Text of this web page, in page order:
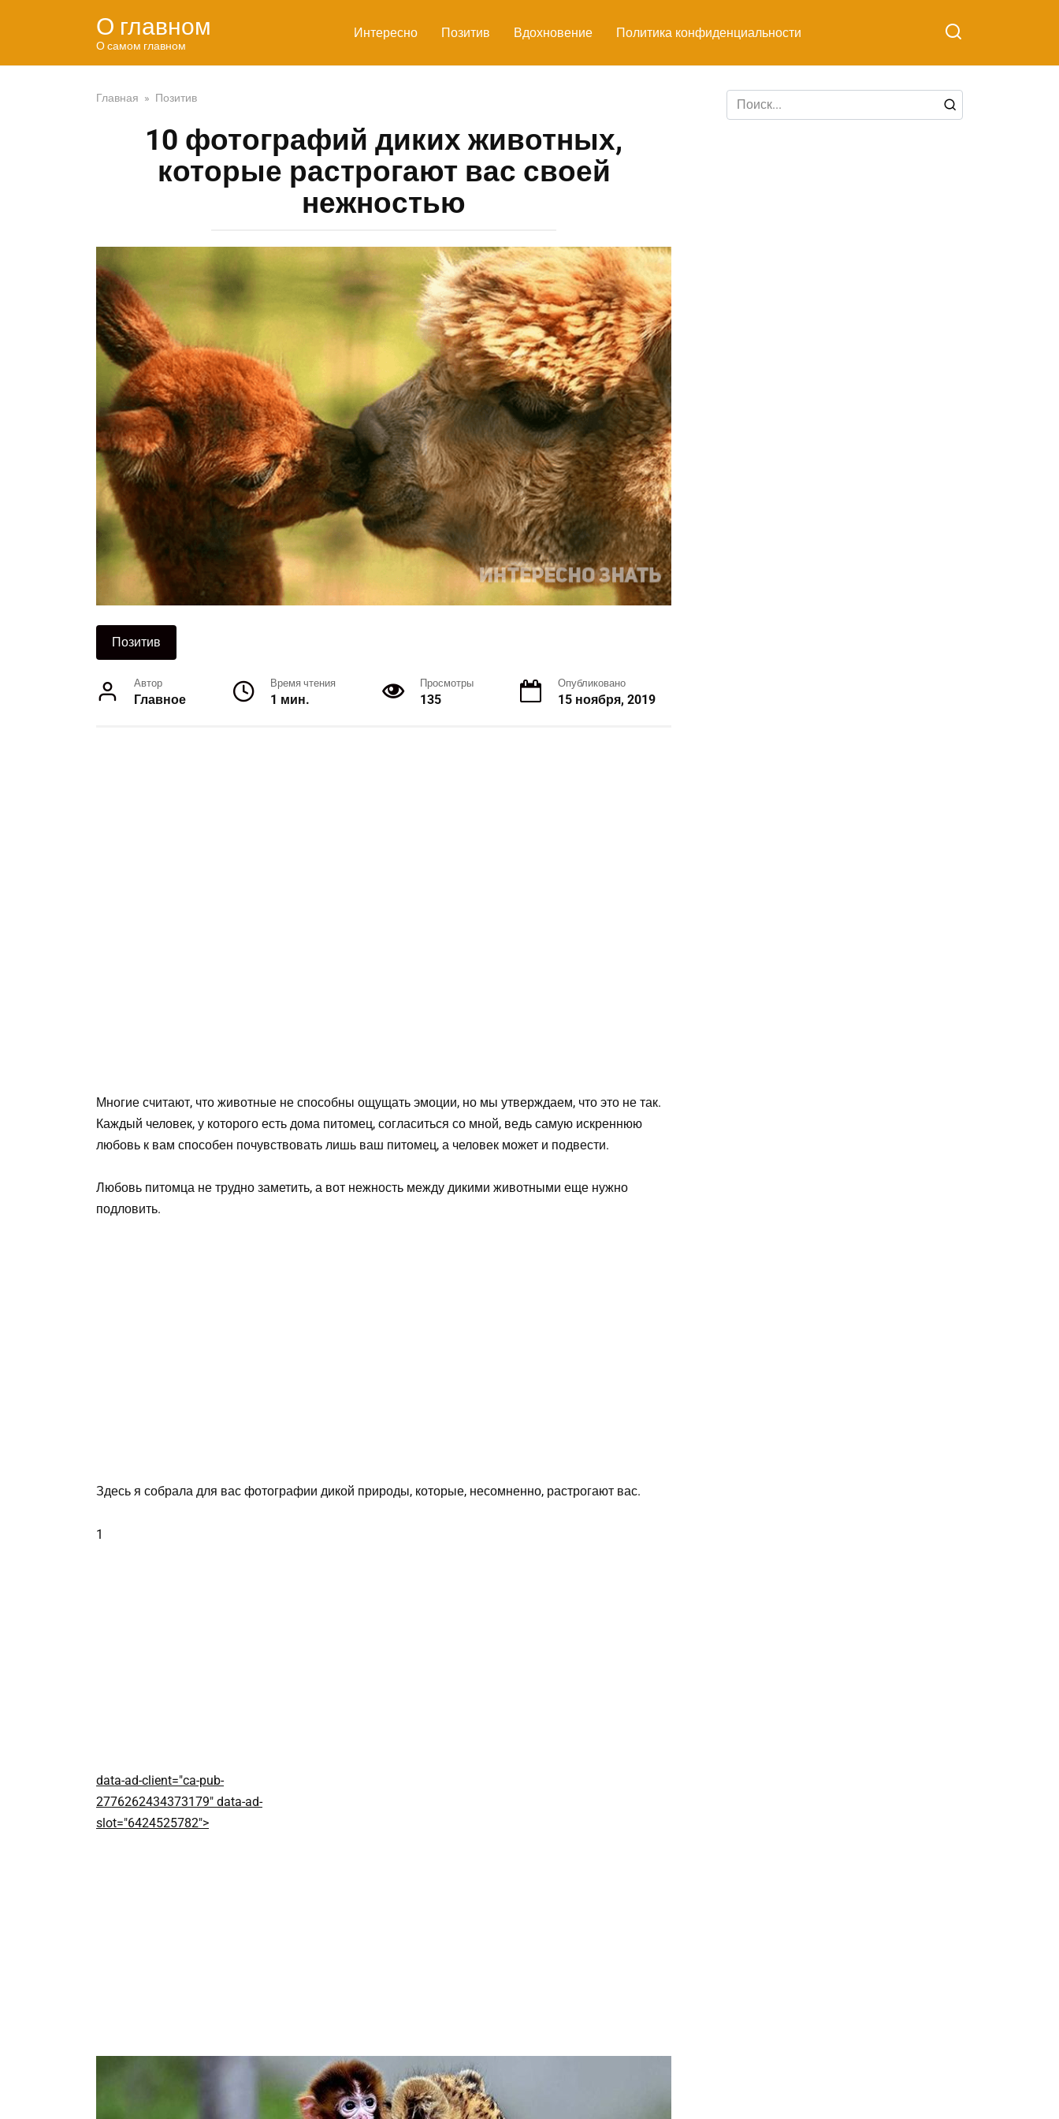
О главном
О самом главном
Интересно Позитив Вдохновение Политика конфиденциальности
Главная » Позитив
10 фотографий диких животных,
которые растрогают вас своей
нежностью
Позитив
Автор
Главное
Время чтения
1 мин.
Просмотры
135
Опубликовано
15 ноября, 2019
Многие считают, что животные не способны ощущать эмоции, но мы утверждаем, что это не так.
Каждый человек, у которого есть дома питомец, согласиться со мной, ведь самую искреннюю
любовь к вам способен почувствовать лишь ваш питомец, а человек может и подвести.
Любовь питомца не трудно заметить, а вот нежность между дикими животными еще нужно
подловить.
Здесь я собрала для вас фотографии дикой природы, которые, несомненно, растрогают вас.
1
data-ad-client="ca-pub-
2776262434373179" data-ad-
slot="6424525782">
Search
for: